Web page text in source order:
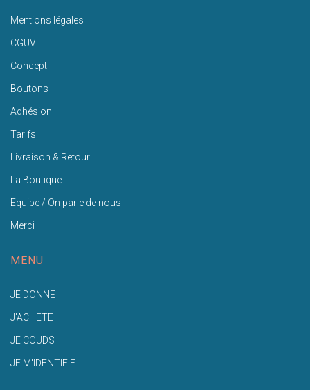
Mentions légales
CGUV
Concept
Boutons
Adhésion
Tarifs
Livraison & Retour
La Boutique
Equipe / On parle de nous
Merci
MENU
JE DONNE
J'ACHETE
JE COUDS
JE M'IDENTIFIE